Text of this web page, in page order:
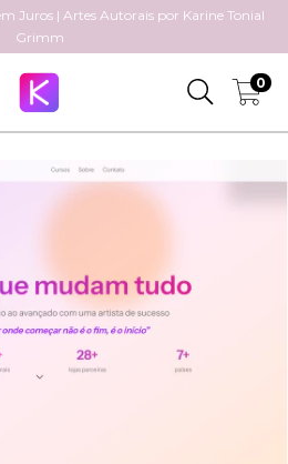
Juros | Artes Autorais por Karine Tonial
Grimm
0